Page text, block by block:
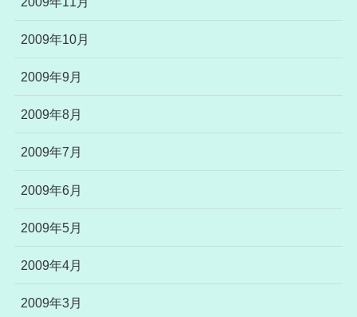
2009年10月
2009年9月
2009年8月
2009年7月
2009年6月
2009年5月
2009年4月
2009年3月